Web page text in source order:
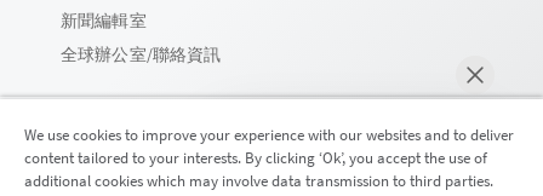
新聞編輯室
全球辦公室/聯絡資訊
Qlik 社群
We use cookies to improve your experience with our websites and to deliver
content tailored to your interests. By clicking ‘Ok’, you accept the use of
additional cookies which may involve data transmission to third parties.